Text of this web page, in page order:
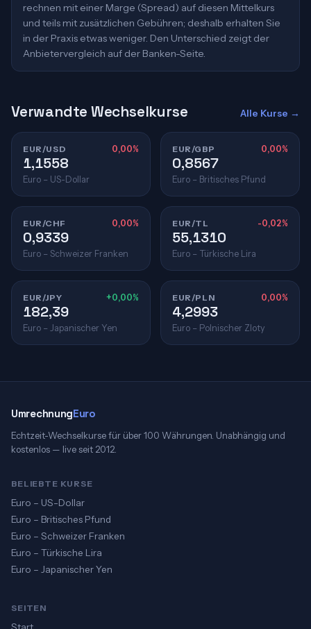
rechnen mit einer Marge (Spread) auf diesen Mittelkurs
und teils mit zusätzlichen Gebühren; deshalb erhalten Sie
in der Praxis etwas weniger. Den Unterschied zeigt der
Anbietervergleich auf der Banken-Seite.
Verwandte Wechselkurse Alle Kurse →
EUR/USD 0,00%
1,1558
Euro – US-Dollar
EUR/GBP 0,00%
0,8567
Euro – Britisches Pfund
EUR/CHF 0,00%
0,9339
Euro – Schweizer Franken
EUR/TL -0,02%
55,1310
Euro – Türkische Lira
EUR/JPY +0,00%
182,39
Euro – Japanischer Yen
EUR/PLN 0,00%
4,2993
Euro – Polnischer Zloty
UmrechnungEuro
Echtzeit-Wechselkurse für über 100 Währungen. Unabhängig und
kostenlos — live seit 2012.
BELIEBTE KURSE
Euro – US-Dollar
Euro – Britisches Pfund
Euro – Schweizer Franken
Euro – Türkische Lira
Euro – Japanischer Yen
SEITEN